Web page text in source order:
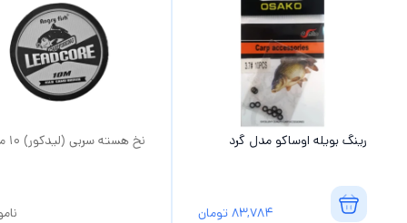
رینگ بویله اوساکو مدل گرد
83,784 تومان
نخ هسته سربی (لیدکور) 10 متری